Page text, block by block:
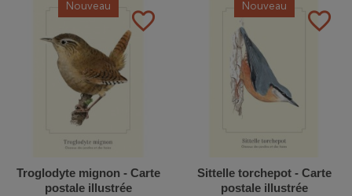
favorite_border
Nouveau
Troglodyte mignon - Carte
postale illustrée
favorite_border
Nouveau
Sittelle torchepot - Carte
postale illustrée